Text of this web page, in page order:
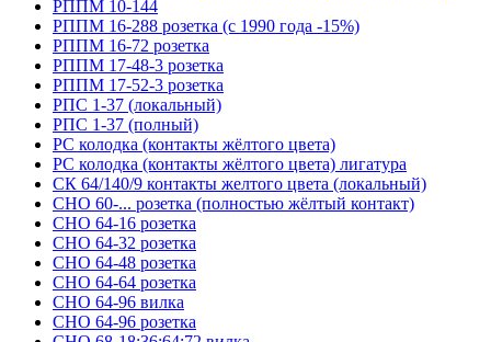
РППМ 10-144
РППМ 16-288 розетка (с 1990 года -15%)
РППМ 16-72 розетка
РППМ 17-48-3 розетка
РППМ 17-52-3 розетка
РПС 1-37 (локальный)
РПС 1-37 (полный)
РС колодка (контакты жёлтого цвета)
РС колодка (контакты жёлтого цвета) лигатура
СК 64/140/9 контакты желтого цвета (локальный)
СНО 60-... розетка (полностью жёлтый контакт)
СНО 64-16 розетка
СНО 64-32 розетка
СНО 64-48 розетка
СНО 64-64 розетка
СНО 64-96 вилка
СНО 64-96 розетка